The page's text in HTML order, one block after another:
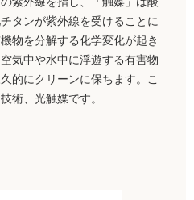
タンが紫外線を受けることに
物を分解する化学変化が起き
気中や水中に浮遊する有害物
的にクリーンに保ちます。こ
術、光触媒です。